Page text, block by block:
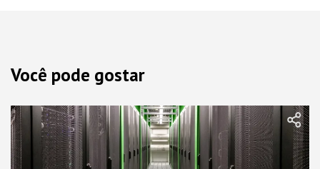
Você pode gostar